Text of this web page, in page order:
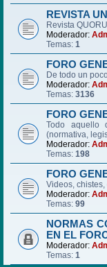
REVISTA
Revista
Moderador:
Temas: 1
FORO
De todo un poco
Moderador:
Temas: 3136
FORO
Todo aquello
(normativa,
Moderador:
Temas: 198
FORO
Videos,
Moderador:
Temas: 99
NORMAS
EN EL
Moderador:
Temas: 1